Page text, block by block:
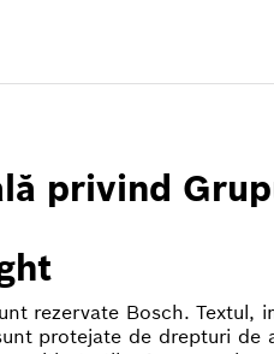
privind
rezervate Bosch. Textul,
protejate de drepturi de